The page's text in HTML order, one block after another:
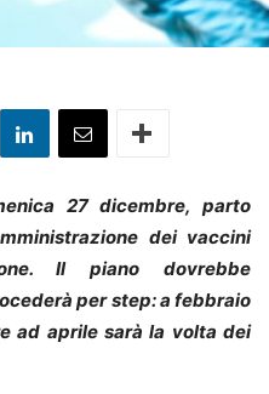
27 dicembre, parto
dei vaccini
Il piano dovrebbe
per step: a febbraio
ad aprile sarà la volta dei